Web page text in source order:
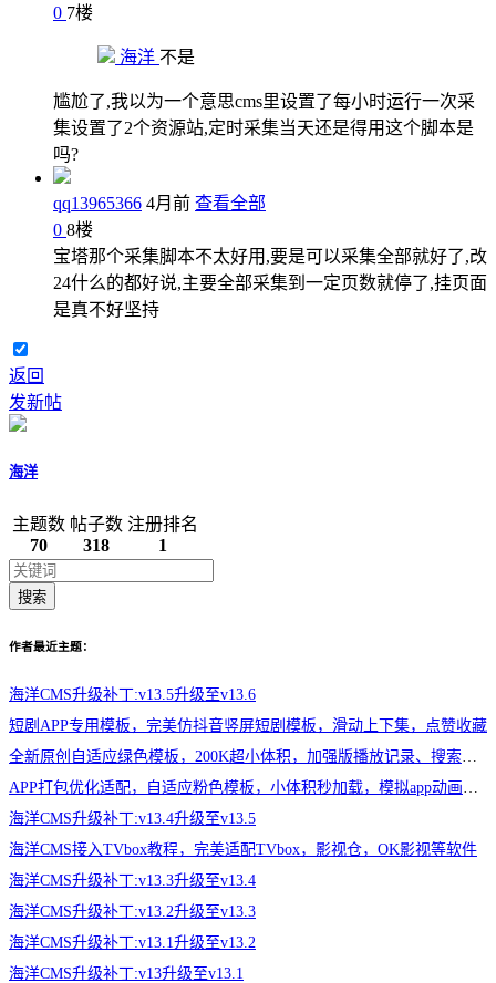
0 7楼
海洋 不是
尴尬了,我以为一个意思cms里设置了每小时运行一次采
集设置了2个资源站,定时采集当天还是得用这个脚本是
吗?
qq13965366 4月前 查看全部
0 8楼
宝塔那个采集脚本不太好用,要是可以采集全部就好了,改
24什么的都好说,主要全部采集到一定页数就停了,挂页面
是真不好坚持
返回
发新帖
海洋
主题数
70
帖子数
318
注册排名
1
搜索
作者最近主题：
海洋CMS升级补丁:v13.5升级至v13.6
短剧APP专用模板，完美仿抖音竖屏短剧模板，滑动上下集，点赞收藏
海洋CMS升级补丁:v13.4升级至v13.5
海洋CMS接入TVbox教程，完美适配TVbox，影视仓，OK影视等软件
海洋CMS升级补丁:v13.3升级至v13.4
海洋CMS升级补丁:v13.2升级至v13.3
海洋CMS升级补丁:v13.1升级至v13.2
海洋CMS升级补丁:v13升级至v13.1